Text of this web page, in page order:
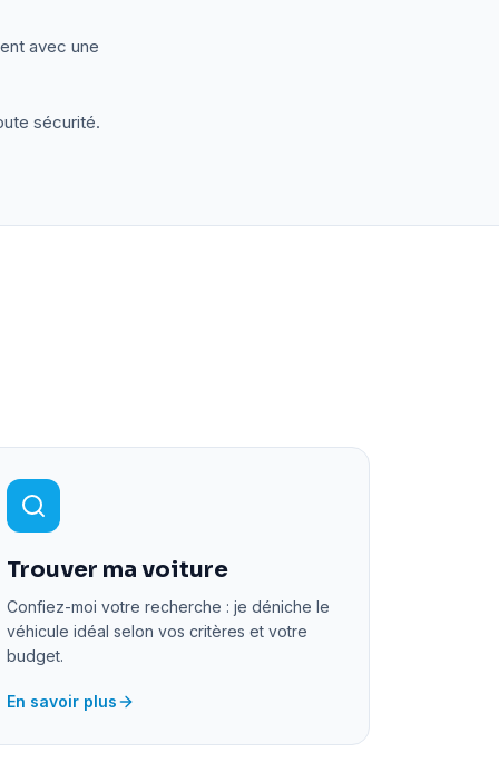
avec une
sécurité.
Trouver ma voiture
Confiez-moi votre recherche : je déniche le
véhicule idéal selon vos critères et votre
budget.
En savoir plus